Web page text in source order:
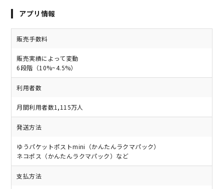
アプリ情報
販売手数料
販売実績によって変動
6段階（10%~4.5%）
利用者数
月間利用者数1,115万人
発送方法
ゆうパケットポストmini（かんたんラクマパック）
ネコポス（かんたんラクマパック）など
支払方法